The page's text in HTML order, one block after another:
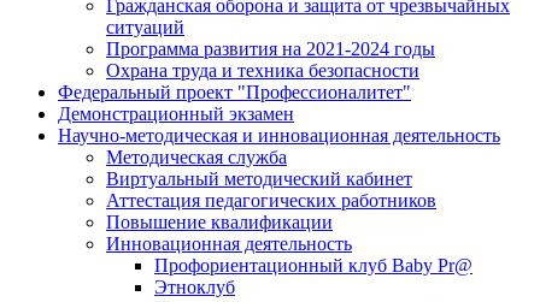
Гражданская оборона и защита от чрезвычайных
ситуаций
Программа развития на 2021-2024 годы
Охрана труда и техника безопасности
Федеральный проект "Профессионалитет"
Демонстрационный экзамен
Научно-методическая и инновационная деятельность
Методическая служба
Виртуальный методический кабинет
Аттестация педагогических работников
Повышение квалификации
Инновационная деятельность
Профориентационный клуб Baby Pr@
Этноклуб